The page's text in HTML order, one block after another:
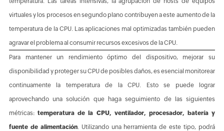
virtuales y los procesos en segundo plano contribuyen a este aumento de la
temperatura de la CPU. Las aplicaciones mal optimizadas también pueden
agravar el problema al consumir recursos excesivos de la CPU.
Para mantener un rendimiento óptimo del dispositivo, mejorar su
disponibilidad y proteger su CPU de posibles daños, es esencial monitorear
continuamente la temperatura de la CPU. Esto se puede lograr
aprovechando una solución que haga seguimiento de las siguientes
métricas:temperatura de la CPU, ventilador, procesador, batería y
fuente de alimentación. Utilizando una herramienta de este tipo, podrá